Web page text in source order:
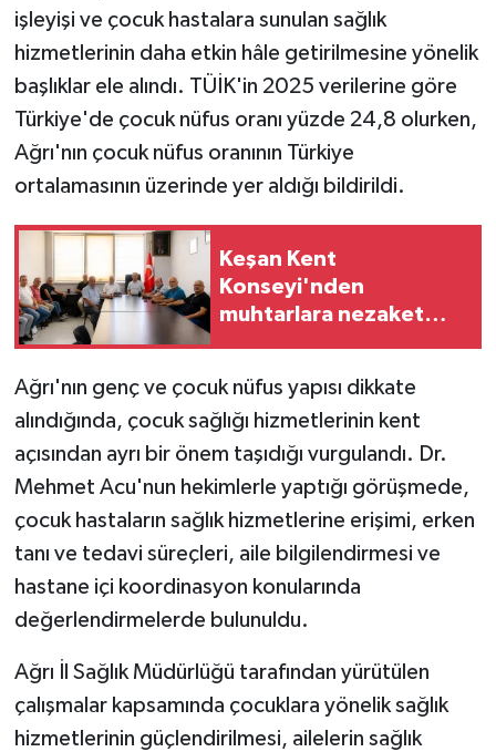
işleyişi ve çocuk hastalara sunulan sağlık
hizmetlerinin daha etkin hâle getirilmesine yönelik
başlıklar ele alındı. TÜİK'in 2025 verilerine göre
Türkiye'de çocuk nüfus oranı yüzde 24,8 olurken,
Ağrı'nın çocuk nüfus oranının Türkiye
ortalamasının üzerinde yer aldığı bildirildi.
Keşan Kent
Konseyi'nden
muhtarlara nezaket
Ağrı'nın genç ve çocuk nüfus yapısı dikkate
alındığında, çocuk sağlığı hizmetlerinin kent
açısından ayrı bir önem taşıdığı vurgulandı. Dr.
Mehmet Acu'nun hekimlerle yaptığı görüşmede,
çocuk hastaların sağlık hizmetlerine erişimi, erken
tanı ve tedavi süreçleri, aile bilgilendirmesi ve
hastane içi koordinasyon konularında
değerlendirmelerde bulunuldu.
Ağrı İl Sağlık Müdürlüğü tarafından yürütülen
çalışmalar kapsamında çocuklara yönelik sağlık
hizmetlerinin güçlendirilmesi, ailelerin sağlık